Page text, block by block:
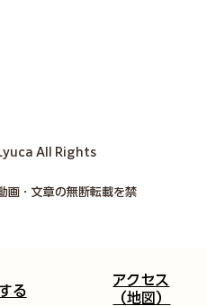
る​
​​アクセス
（地図）​
All Rights
画・文章の無断転載を禁